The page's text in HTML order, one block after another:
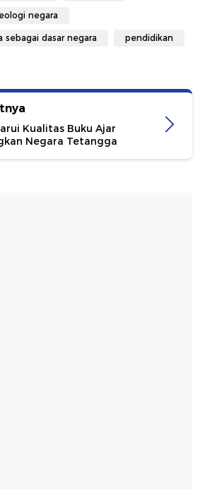
negara
dasar negara pendidikan
Kualitas Buku Ajar
Negara Tetangga